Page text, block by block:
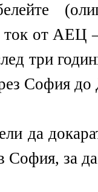
ток от АЕЦ
три
София до
да
София, за